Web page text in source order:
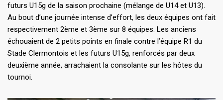
futurs U15g de la saison prochaine (mélange de U14 et U13).
Au bout d’une journée intense d’effort, les deux équipes ont fait
respectivement 2ème et 3ème sur 8 équipes. Les anciens
échouaient de 2 petits points en finale contre l’équipe R1 du
Stade Clermontois et les futurs U15g, renforcés par deux
deuxième année, arrachaient la consolante sur les hôtes du
tournoi.